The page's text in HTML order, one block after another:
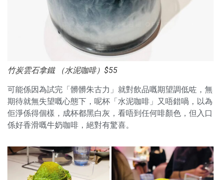
竹炭雲石拿鐵 （水泥咖啡）$55
可能係因為試完「髒髒朱古力」就對飲品嘅期望調低咗，無
期待就無失望嘅心態下，呢杯「水泥咖啡」又唔錯喎，以為
佢淨係得個樣，成杯都黑白灰，看唔到任何啡顏色，但入口
係好香滑嘅牛奶咖啡，絕對有驚喜。